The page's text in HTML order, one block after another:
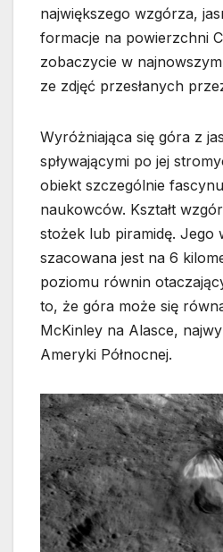
największego wzgórza,
formacje na powierzchni
zobaczycie w
ze zdjęć przesłanych
Wyróżniająca się góra z
spływającymi po jej
obiekt szczególnie
naukowców. Kształt
stożek lub piramidę. Jego
szacowana jest na 6
poziomu równin
to, że góra może się
McKinley na Alasce,
Ameryki Północnej.